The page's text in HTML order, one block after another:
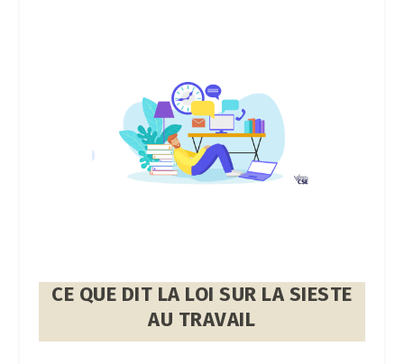
CE QUE DIT LA LOI SUR LA SIESTE
AU TRAVAIL